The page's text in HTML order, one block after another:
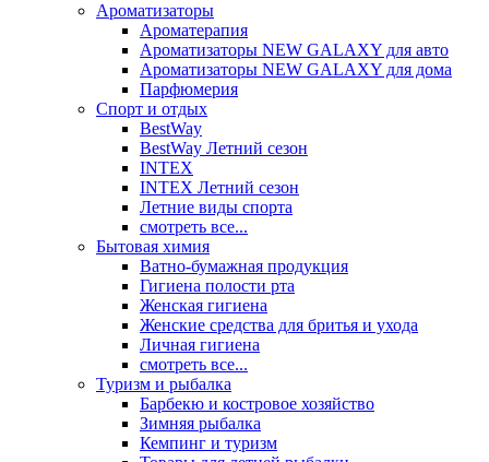
Ароматизаторы
Ароматерапия
Ароматизаторы NEW GALAXY для авто
Ароматизаторы NEW GALAXY для дома
Парфюмерия
Спорт и отдых
BestWay
BestWay Летний сезон
INTEX
INTEX Летний сезон
Летние виды спорта
смотреть все...
Бытовая химия
Ватно-бумажная продукция
Гигиена полости рта
Женская гигиена
Женские средства для бритья и ухода
Личная гигиена
смотреть все...
Туризм и рыбалка
Барбекю и костровое хозяйство
Зимняя рыбалка
Кемпинг и туризм